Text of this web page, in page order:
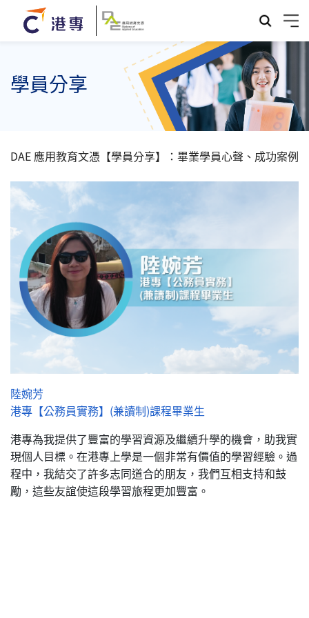
學員分享
DAE 應用教育文憑【學員分享】：畢業學員心聲、成功案例
陸婉芳
港專【公務員實務】(兼讀制)課程畢業生
港專為我提供了豐富的學習資源及繼續升學的機會，助我實
現個人目標。在港專上學是一個非常有價值的學習經驗。過
程中，我結交了許多志同道合的朋友，我們互相支持和鼓
勵，這些友誼使這段學習旅程更加豐富。